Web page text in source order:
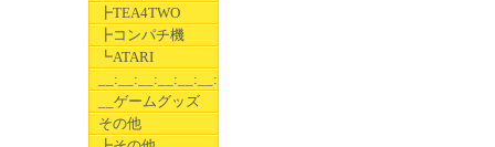
┣TEA4TWO
┣コンパチ機
┗ATARI
__:__:__:__:__:__:__
__ゲームグッズ
その他